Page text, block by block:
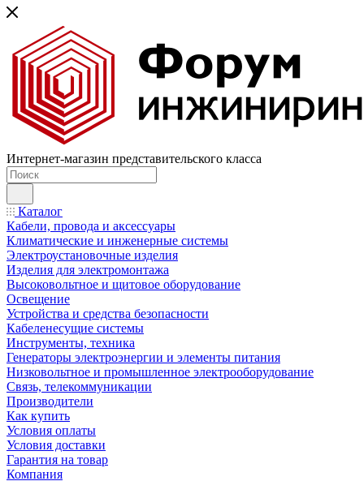
Интернет-магазин представительского класса
Каталог
Кабели, провода и аксессуары
Климатические и инженерные системы
Электроустановочные изделия
Изделия для электромонтажа
Высоковольтное и щитовое оборудование
Освещение
Устройства и средства безопасности
Кабеленесущие системы
Инструменты, техника
Генераторы электроэнергии и элементы питания
Низковольтное и промышленное электрооборудование
Связь, телекоммуникации
Производители
Как купить
Условия оплаты
Условия доставки
Гарантия на товар
Компания